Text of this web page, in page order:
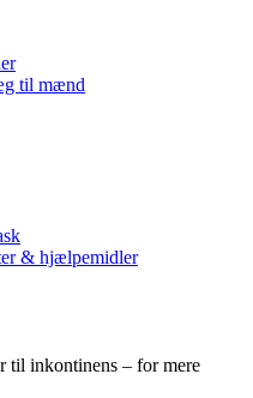
til mænd
& hjælpemidler
til inkontinens – for mere